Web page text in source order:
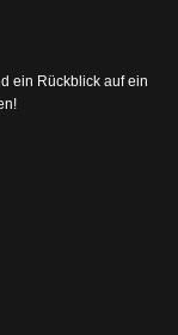
ein Rückblick auf ein